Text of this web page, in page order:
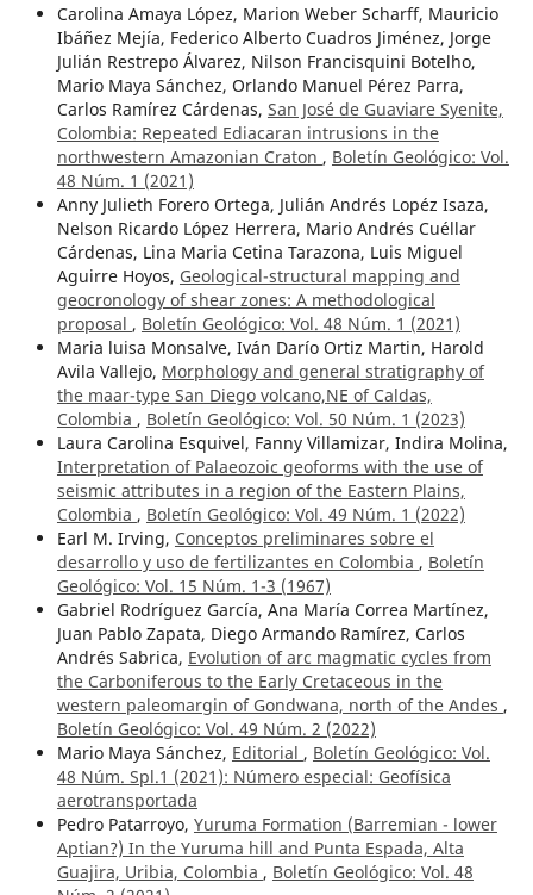
Carolina Amaya López, Marion Weber Scharff, Mauricio
Ibáñez Mejía, Federico Alberto Cuadros Jiménez, Jorge
Julián Restrepo Álvarez, Nilson Francisquini Botelho,
Mario Maya Sánchez, Orlando Manuel Pérez Parra,
Carlos Ramírez Cárdenas, San José de Guaviare Syenite,
Colombia: Repeated Ediacaran intrusions in the
northwestern Amazonian Craton , Boletín Geológico: Vol.
48 Núm. 1 (2021)
Anny Julieth Forero Ortega, Julián Andrés Lopéz Isaza,
Nelson Ricardo López Herrera, Mario Andrés Cuéllar
Cárdenas, Lina Maria Cetina Tarazona, Luis Miguel
Aguirre Hoyos, Geological-structural mapping and
geocronology of shear zones: A methodological
proposal , Boletín Geológico: Vol. 48 Núm. 1 (2021)
Maria luisa Monsalve, Iván Darío Ortiz Martin, Harold
Avila Vallejo, Morphology and general stratigraphy of
the maar-type San Diego volcano,NE of Caldas,
Colombia , Boletín Geológico: Vol. 50 Núm. 1 (2023)
Laura Carolina Esquivel, Fanny Villamizar, Indira Molina,
Interpretation of Palaeozoic geoforms with the use of
seismic attributes in a region of the Eastern Plains,
Colombia , Boletín Geológico: Vol. 49 Núm. 1 (2022)
Earl M. Irving, Conceptos preliminares sobre el
desarrollo y uso de fertilizantes en Colombia , Boletín
Geológico: Vol. 15 Núm. 1-3 (1967)
Gabriel Rodríguez García, Ana María Correa Martínez,
Juan Pablo Zapata, Diego Armando Ramírez, Carlos
Andrés Sabrica, Evolution of arc magmatic cycles from
the Carboniferous to the Early Cretaceous in the
western paleomargin of Gondwana, north of the Andes ,
Boletín Geológico: Vol. 49 Núm. 2 (2022)
Mario Maya Sánchez, Editorial , Boletín Geológico: Vol.
48 Núm. Spl.1 (2021): Número especial: Geofísica
aerotransportada
Pedro Patarroyo, Yuruma Formation (Barremian - lower
Aptian?) In the Yuruma hill and Punta Espada, Alta
Guajira, Uribia, Colombia , Boletín Geológico: Vol. 48